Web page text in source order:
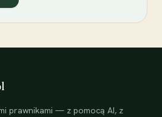
prawnikami — z pomocą AI, z